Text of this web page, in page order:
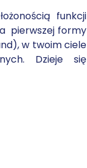
funkcji
pierwszej formy
w twoim ciele
Dzieje się